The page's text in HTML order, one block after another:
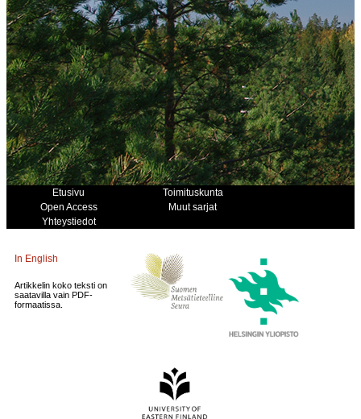
Etusivu
Toimituskunta
Open Access
Muut sarjat
Yhteystiedot
In English
Artikkelin koko teksti on
saatavilla vain PDF-
formaatissa.